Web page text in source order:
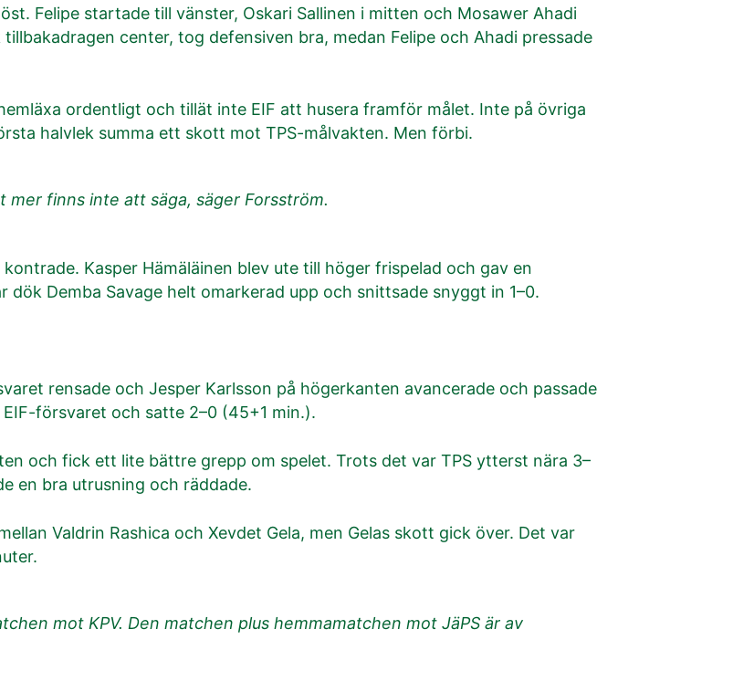
Felipe startade till vänster, Oskari Sallinen i mitten och Mosawer Ahadi
center, tog defensiven bra, medan Felipe och Ahadi pressade
ordentligt och tillät inte EIF att husera framför målet. Inte på övriga
halvlek summa ett skott mot TPS-målvakten. Men förbi.
mer finns inte att säga, säger Forsström.
Kasper Hämäläinen blev ute till höger frispelad och gav en
Demba Savage helt omarkerad upp och snittsade snyggt in 1–0.
rensade och Jesper Karlsson på högerkanten avancerade och passade
försvaret och satte 2–0 (45+1 min.).
och fick ett lite bättre grepp om spelet. Trots det var TPS ytterst nära 3–
en bra utrusning och räddade.
Valdrin Rashica och Xevdet Gela, men Gelas skott gick över. Det var
mot KPV. Den matchen plus hemmamatchen mot JäPS är av